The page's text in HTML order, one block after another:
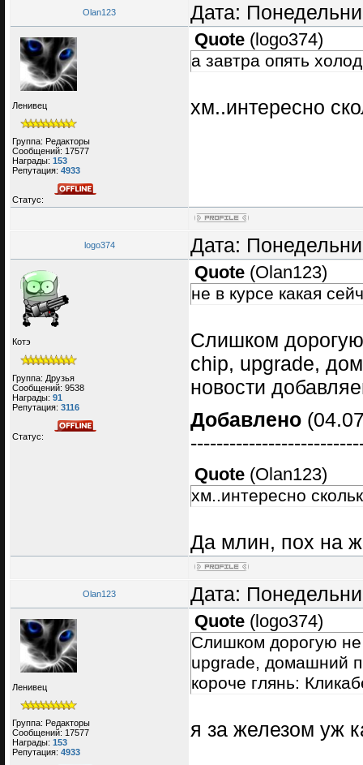
Olan123 Дата:
Ленивец
Группа: Редакторы
Сообщений: 17577
Награды: 153
Репутация: 4933
Статус:
Quote ( logo374)
а завтра опять холод
хм..интересно
logo374 Дата:
Котэ
Группа: Друзья
Сообщений: 9538
Награды: 91
Репутация: 3116
Статус:
Quote (Olan123)
не в курсе какая
Слишком дорогую
chip, upgrade,
новости
Добавлено
Quote (Olan123)
хм..интересно
Да млин, пох на
Olan123 Дата:
Ленивец
Группа: Редакторы
Сообщений: 17577
Награды: 153
Репутация: 4933
Quote ( logo374)
Слишком дорогую не
upgrade, домашний
короче глянь:
я за железом уж